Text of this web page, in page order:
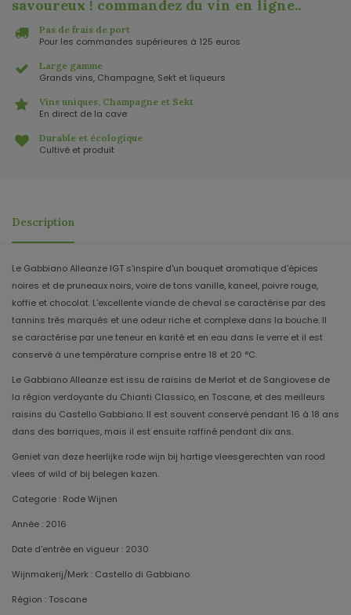
savoureux ! commandez du vin en ligne..
Pas de frais de port
Pour les commandes supérieures à 125 euros
Large gamme
Grands vins, Champagne, Sekt et liqueurs
Vins uniques, Champagne et Sekt
En direct de la cave
Durable et écologique
Cultivé et produit
Description
Le Gabbiano Alleanze IGT s'inspire d'un bouquet aromatique d'épices
noires et de pruneaux noirs, voire de tons vanille, kaneel, poivre rouge,
koffie et chocolat. L'excellente viande de cheval se caractérise par des
tannins très marqués et une odeur riche et complexe dans la bouche. Il
se caractérise par une teneur en karité et en eau dans le verre et il est
conservé à une température comprise entre 18 et 20 °C.
Le Gabbiano Alleanze est issu de raisins de Merlot et de Sangiovese de
la région verdoyante du Chianti Classico, en Toscane, et des meilleurs
raisins du Castello Gabbiano. Il est souvent conservé pendant 16 à 18 ans
dans des barriques, mais il est ensuite raffiné pendant dix ans.
Geniet van deze heerlijke rode wijn bij hartige vleesgerechten van rood
vlees of wild of bij belegen kazen.
Categorie : Rode Wijnen
Année : 2016
Date d'entrée en vigueur : 2030
Wijnmakerij/Merk : Castello di Gabbiano
Région : Toscane